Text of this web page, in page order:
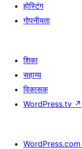
होस्टिंग
गोपनीयता
शिका
सहाय्य
विकासक
WordPress.tv ↗
WordPress.com